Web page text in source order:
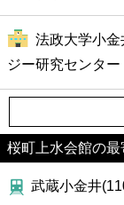
法政大学小金
ジー研究センター
桜町上水会館の最
武蔵小金井